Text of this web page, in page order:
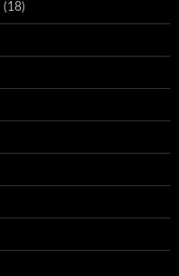
(18)